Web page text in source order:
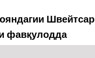
фавқулодда